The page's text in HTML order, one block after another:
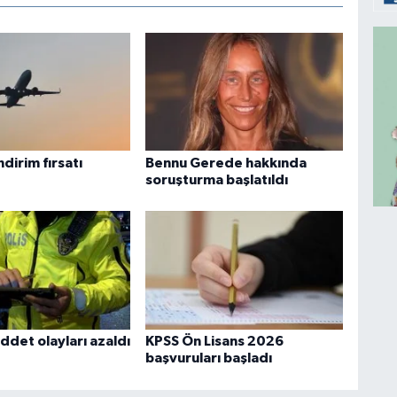
fırsatı
Bennu Gerede hakkında
soruşturma başlatıldı
olayları azaldı
KPSS Ön Lisans 2026
başvuruları başladı